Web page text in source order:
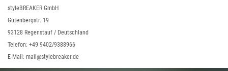
styleBREAKER GmbH
Gutenbergstr. 19
93128 Regenstauf / Deutschland
Telefon: +49 9402/9388966
E-Mail: mail@stylebreaker.de